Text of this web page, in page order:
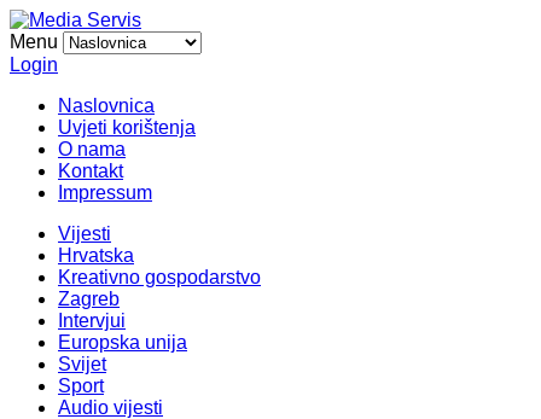
Menu
Login
Naslovnica
Uvjeti korištenja
O nama
Kontakt
Impressum
Vijesti
Hrvatska
Kreativno gospodarstvo
Zagreb
Intervjui
Europska unija
Svijet
Sport
Audio vijesti